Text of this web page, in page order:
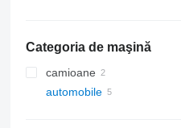
Categoria de maşină
camioane
automobile